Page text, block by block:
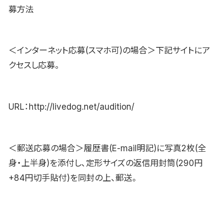
募方法
＜インターネット応募(スマホ可)の場合＞下記サイトにア
クセスし応募。
URL：http://livedog.net/audition/
＜郵送応募の場合＞履歴書(E-mail明記)に写真2枚(全
身・上半身)を添付し、定形サイズの返信用封筒(290円
+84円切手貼付)を同封の上、郵送。